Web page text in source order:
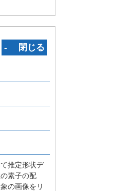
‐ 閉じる
推定形状デ
素子の配
の画像をリ